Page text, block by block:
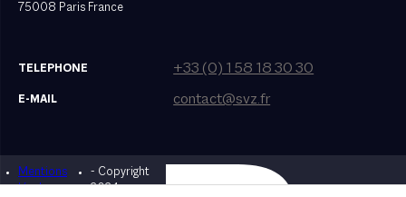
75008 Paris France
TELEPHONE +33 (0) 1 58 18 30 30
E-MAIL contact@svz.fr
Mentions
légales
- Copyright
2024
Designed by Bonhomme